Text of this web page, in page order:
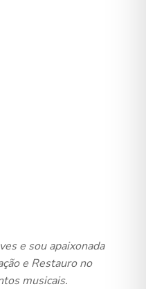
e sou apaixonada
e Restauro no
musicais.